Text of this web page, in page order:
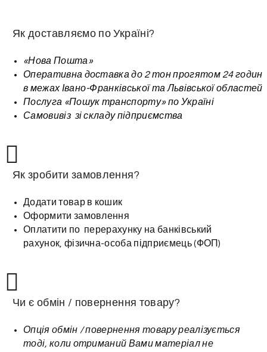
Як доставляємо по Україні?
«Нова Пошта»
Оперативна доставка до 2 тон прогятом 24 годин
в межах Івано-Франківської та Львівської областей
Послуга «Пошук транспорту» по Україні
Самовивіз зі складу підприємства
Як зробити замовлення?
Додати товар в кошик
Оформити замовлення
Оплатити по перерахунку на банківський
рахунок, фізична-особа підприємець (ФОП)
Чи є обмін / повернення товару?
Опція обмін / повернення товару реалізується
тоді, коли отриманий Вами матеріал не